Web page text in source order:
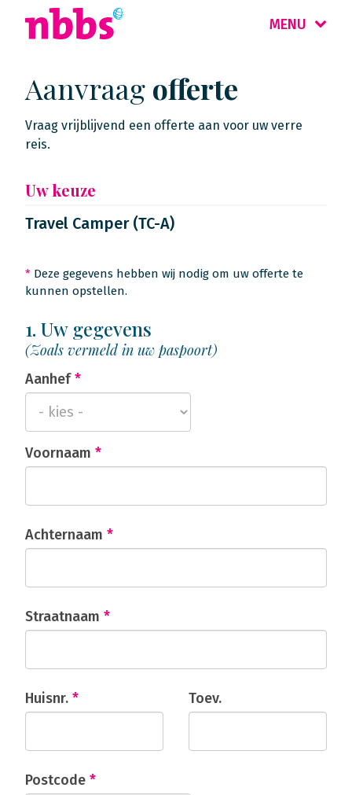
MENU
Aanvraag offerte
Vraag vrijblijvend een offerte aan voor uw verre
reis.
Uw keuze
Travel Camper (TC-A)
* Deze gegevens hebben wij nodig om uw offerte te
kunnen opstellen.
1. Uw gegevens
(Zoals vermeld in uw paspoort)
Aanhef*
Voornaam *
Achternaam *
Straatnaam *
Huisnr. * Toev.
Postcode *